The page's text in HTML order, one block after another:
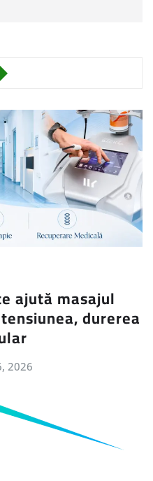
ajută masajul
durerea
2026